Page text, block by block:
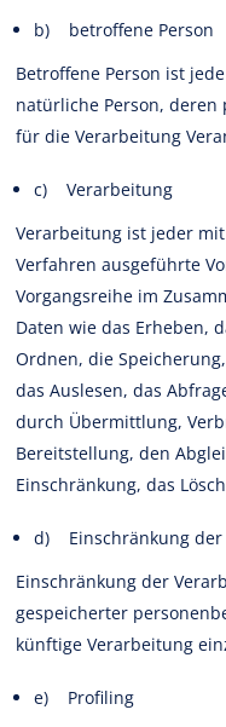
b) betroffene Person
Betroffene Person ist
natürliche Person, deren
für die Verarbeitung
c) Verarbeitung
Verarbeitung ist jeder
Verfahren ausgeführte
Vorgangsreihe im
Daten wie das Erheben,
Ordnen, die
das Auslesen, das
durch Übermittlung,
Bereitstellung, den
Einschränkung, das
d) Einschränkung der
Einschränkung der
gespeicherter
künftige Verarbeitung
e) Profiling